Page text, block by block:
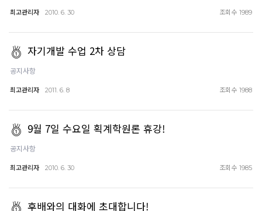
최고관리자 2010. 6. 30 조회수 1989
자기개발 수업 2차 상담
공지사항
최고관리자 2011. 6. 8 조회수 1988
9월 7일 수요일 획계학원론 휴강!
공지사항
최고관리자 2010. 6. 30 조회수 1985
후배와의 대화에 초대합니다!